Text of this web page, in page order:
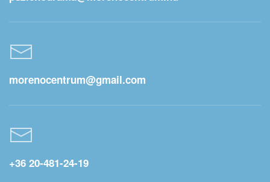
morenocentrum@gmail.com
+36 20-481-24-19